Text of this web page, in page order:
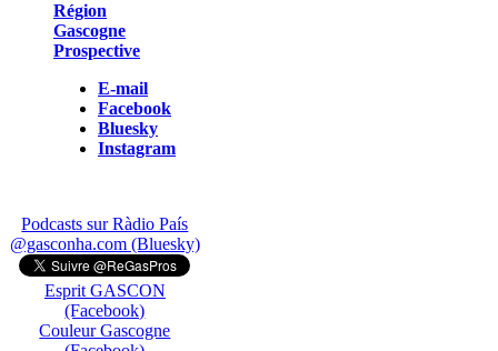
Région
Gascogne
Prospective
E-mail
Facebook
Bluesky
Instagram
Podcasts sur Ràdio País
@gasconha.com (Bluesky)
Esprit GASCON
(Facebook)
Couleur Gascogne